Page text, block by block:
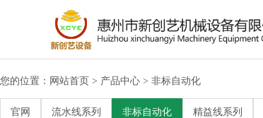
链条环形线系列
您的位置： 网站首页 > 产品中心 > 非标自动化
官网 流水线系列 非标自动化 精益线系列